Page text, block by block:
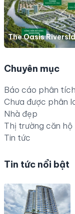
The Oasis
Chuyên mục
Báo cáo phân tích
Chưa được phân
Nhà đẹp
Thị trường căn hộ
Tin tức
Tin tức nổi bật